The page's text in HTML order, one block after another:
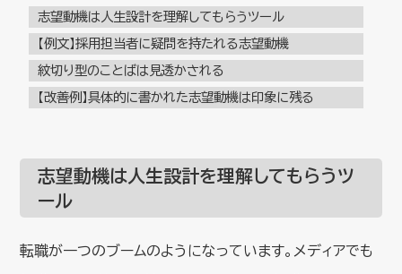
志望動機は人生設計を理解してもらうツール
【例文】採用担当者に疑問を持たれる志望動機
紋切り型のことばは見透かされる
【改善例】具体的に書かれた志望動機は印象に残る
志望動機は人生設計を理解してもらうツ
ール
転職が一つのブームのようになっています。メディアでも